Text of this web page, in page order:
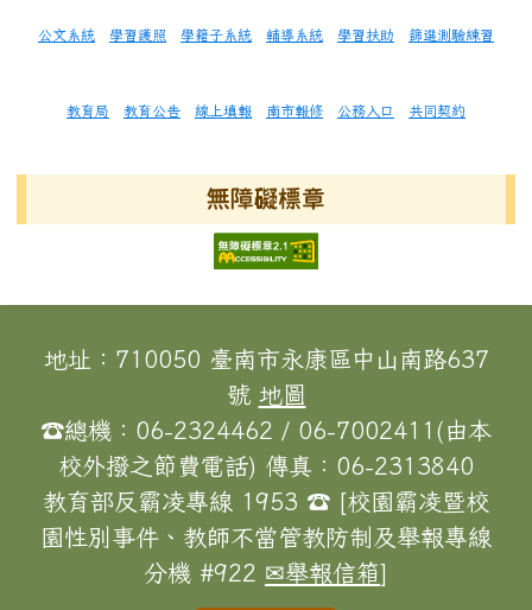
公文系統 學習護照 學籍子系統 輔導系統 學習扶助 篩選測驗練習
教育局 教育公告 線上填報 南市報修 公務入口 共同契約
無障礙標章
頁尾區域內容
地址：710050 臺南市永康區中山南路637
號 地圖
☎總機：06-2324462 / 06-7002411(由本
校外撥之節費電話) 傳真：06-2313840
教育部反霸凌專線 1953 ☎ [校園霸凌暨校
園性別事件、教師不當管教防制及舉報專線
分機 #922 ✉舉報信箱]